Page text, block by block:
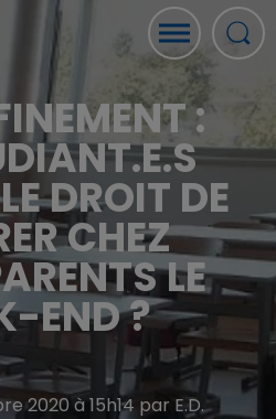
:
DROIT DE
CHEZ
LE
END ?
2020 à 15h14 par E.D.